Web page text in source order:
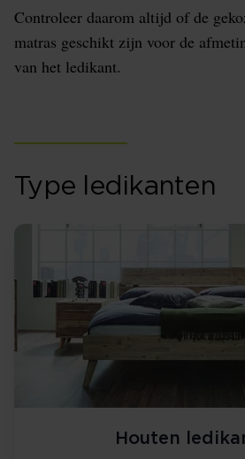
Controleer daarom altijd of de
matras geschikt zijn voor de
van het ledikant.
Type ledikanten
Houten